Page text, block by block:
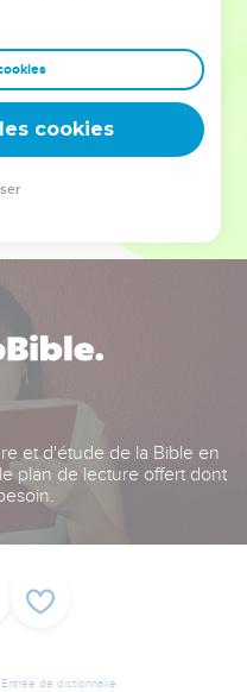
et responsables
afin que leurs erreurs
guidiez un ministère, une
leur expérience est faite
et d'étude de la Bible en
plan de lecture offert dont
Entrée de dictionnaire
cookies